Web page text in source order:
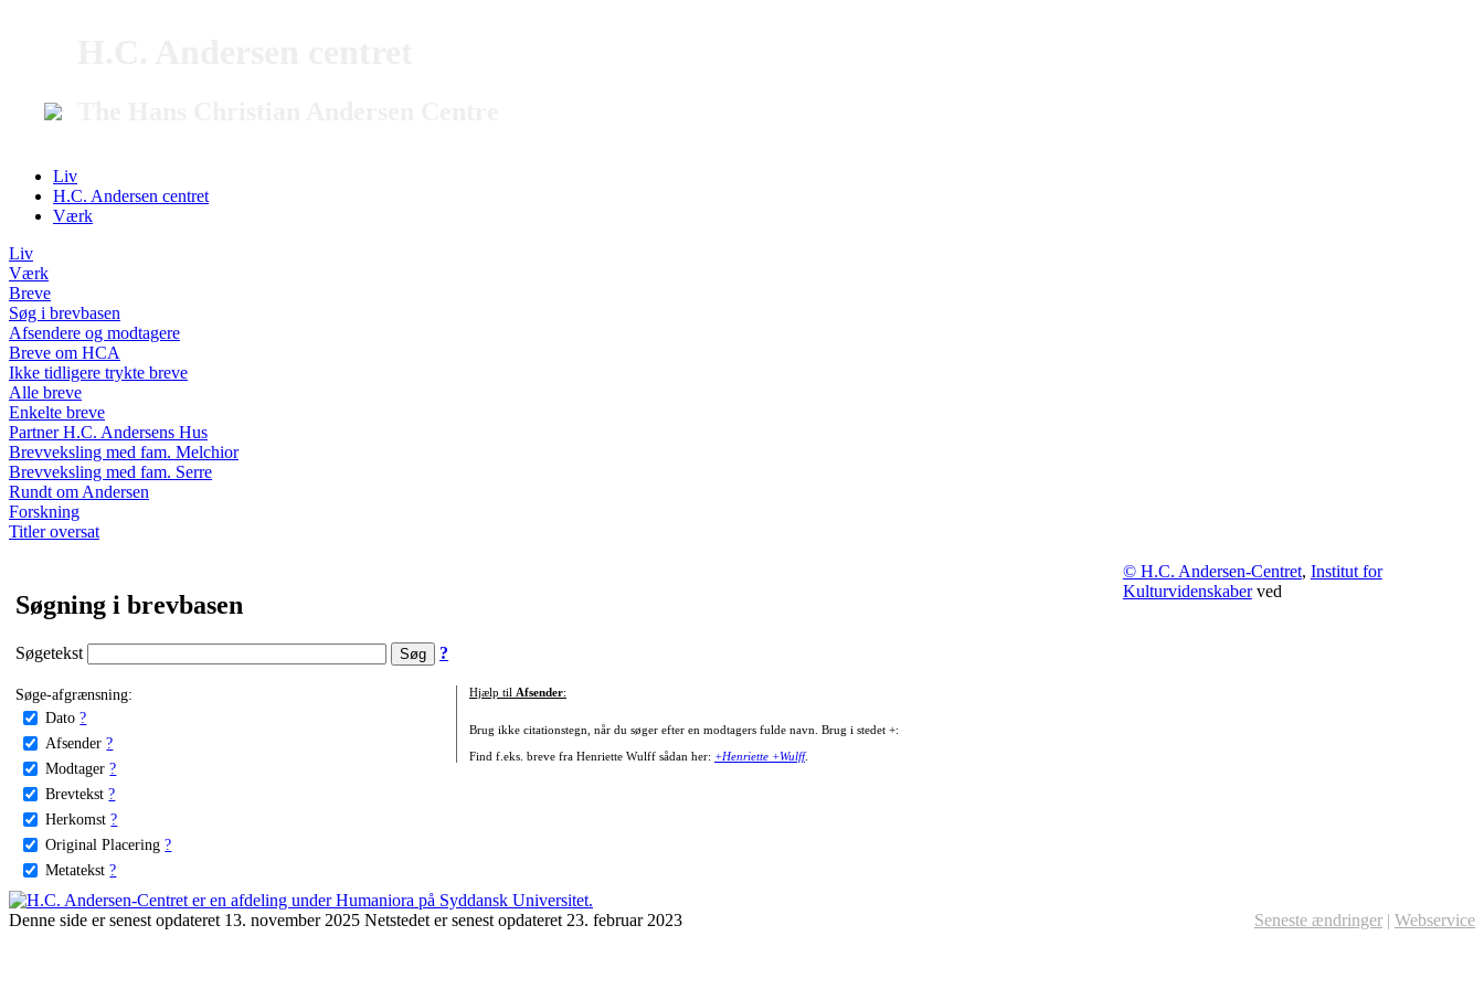
Liv
H.C. Andersen centret
Værk
Liv
Værk
Breve
Søg i brevbasen
Afsendere og modtagere
Breve om HCA
Ikke tidligere trykte breve
Alle breve
Enkelte breve
Partner H.C. Andersens Hus
Brevveksling med fam. Melchior
Brevveksling med fam. Serre
Rundt om Andersen
Forskning
Titler oversat
Søgning i brevbasen
Søgetekst ?
Søge-afgrænsning:
Dato ?
Afsender ?
Modtager ?
Brevtekst ?
Herkomst ?
Original Placering ?
Metatekst ?
Hjælp til Afsender:
Brug ikke citationstegn, når du søger efter en modtagers fulde navn. Brug i stedet +:
Find f.eks. breve fra Henriette Wulff sådan her: +Henriette +Wulff.
© H.C. Andersen-Centret, Institut for
Kulturvidenskaberved
Denne side er senest opdateret 13. november 2025 Netstedet er senest opdateret 23. februar 2023 Seneste ændringer | Webservice